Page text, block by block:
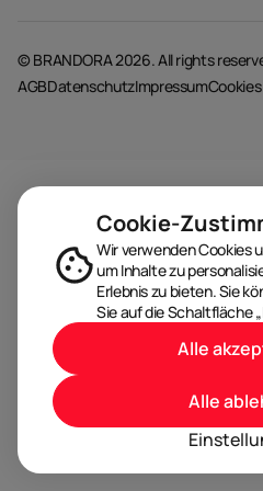
© BRANDORA 2026. All rights
AGBDatenschutzImpressumCookies
Cookie-
Wir verwenden Cookies
um Inhalte zu
Erlebnis zu bieten. Sie
Sie auf die Schaltfläche
Alle
Alle